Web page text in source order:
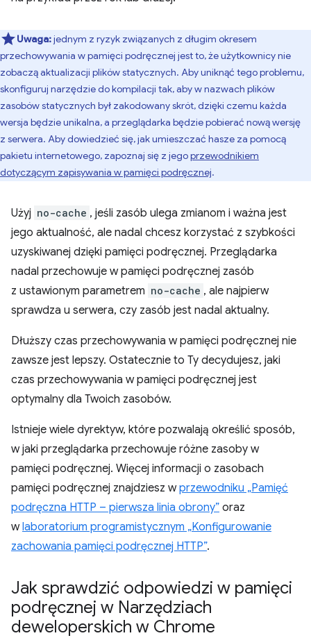
Uwaga:jednym z ryzyk związanych z długim okresem
przechowywania w pamięci podręcznej jest to, że użytkownicy nie
zobaczą aktualizacji plików statycznych. Aby uniknąć tego problemu,
skonfiguruj narzędzie do kompilacji tak, aby w nazwach plików
zasobów statycznych był zakodowany skrót, dzięki czemu każda
wersja będzie unikalna, a przeglądarka będzie pobierać nową wersję
z serwera. Aby dowiedzieć się, jak umieszczać hasze za pomocą
pakietu internetowego, zapoznaj się z jegoprzewodnikiem
dotyczącym zapisywania w pamięci podręcznej.
Użyj no-cache , jeśli zasób ulega zmianom i ważna jest
jego aktualność, ale nadal chcesz korzystać z szybkości
uzyskiwanej dzięki pamięci podręcznej. Przeglądarka
nadal przechowuje w pamięci podręcznej zasób
z ustawionym parametrem no-cache , ale najpierw
sprawdza u serwera, czy zasób jest nadal aktualny.
Dłuższy czas przechowywania w pamięci podręcznej nie
zawsze jest lepszy. Ostatecznie to Ty decydujesz, jaki
czas przechowywania w pamięci podręcznej jest
optymalny dla Twoich zasobów.
Istnieje wiele dyrektyw, które pozwalają określić sposób,
w jaki przeglądarka przechowuje różne zasoby w
pamięci podręcznej. Więcej informacji o zasobach
pamięci podręcznej znajdziesz wprzewodniku „Pamięć
podręczna HTTP – pierwsza linia obrony” oraz
wlaboratorium programistycznym „Konfigurowanie
zachowania pamięci podręcznej HTTP”.
Jak sprawdzić odpowiedzi w pamięci
podręcznej w Narzędziach
deweloperskich w Chrome